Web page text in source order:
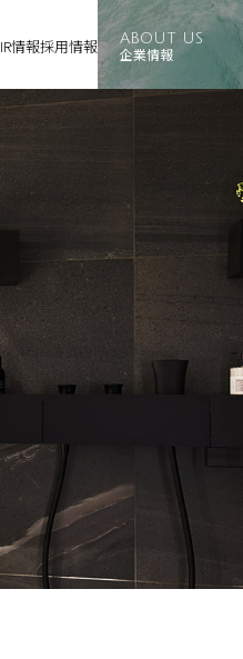
IR情報採用情報 ABOUT US
企業情報